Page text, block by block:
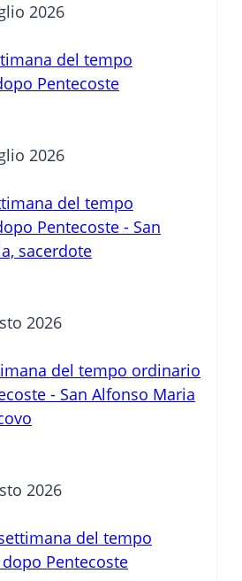
2026
del tempo
Pentecoste
2026
del tempo
Pentecoste - San
sacerdote
2026
del tempo ordinario
- San Alfonso Maria
2026
del tempo
Pentecoste